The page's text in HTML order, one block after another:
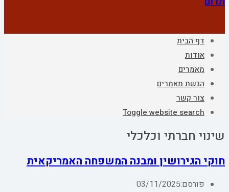
דף הבית
אודות
מאמרים
הגשת מאמרים
צור קשר
Toggle website search
שינוי חברתי וכלכלי
חוקי הגירושין ומבנה המשפחה האמריקאית
פורסם:03/11/2025